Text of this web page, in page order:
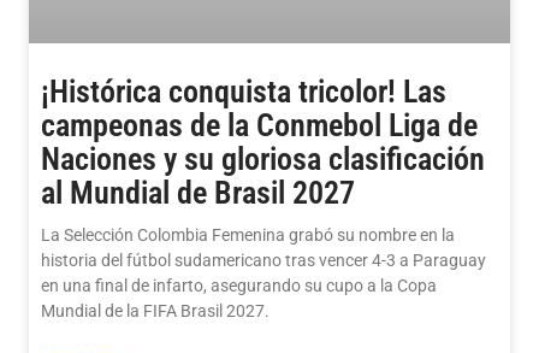
¡Histórica conquista tricolor! Las
campeonas de la Conmebol Liga de
Naciones y su gloriosa clasificación
al Mundial de Brasil 2027
La Selección Colombia Femenina grabó su nombre en la
historia del fútbol sudamericano tras vencer 4-3 a Paraguay
en una final de infarto, asegurando su cupo a la Copa
Mundial de la FIFA Brasil 2027.